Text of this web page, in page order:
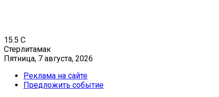
15.5 C
Стерлитамак
Пятница, 7 августа, 2026
Реклама на сайте
Предложить событие